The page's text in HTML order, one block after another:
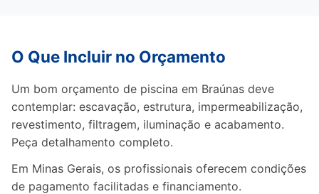
O Que Incluir no Orçamento
Um bom orçamento de piscina em Braúnas deve
contemplar: escavação, estrutura, impermeabilização,
revestimento, filtragem, iluminação e acabamento.
Peça detalhamento completo.
Em Minas Gerais, os profissionais oferecem condições
de pagamento facilitadas e financiamento.